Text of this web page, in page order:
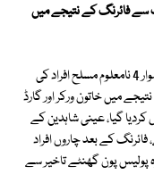
سے فائرنگ کے نتیجے میں
ایکسپریس نیوز کراچی کے دفتر پر دو موٹر سائیکلوں پر سوار 4 نامعلوم مسلح افراد کی
میں خاتون ورکر اور گارڈ
گیا، عینی شاہدین کے
20 سے 25 فائر کئے گئے، فائرنگ کے بعد چاروں افراد
پولیس پون گھنٹے تاخیر سے